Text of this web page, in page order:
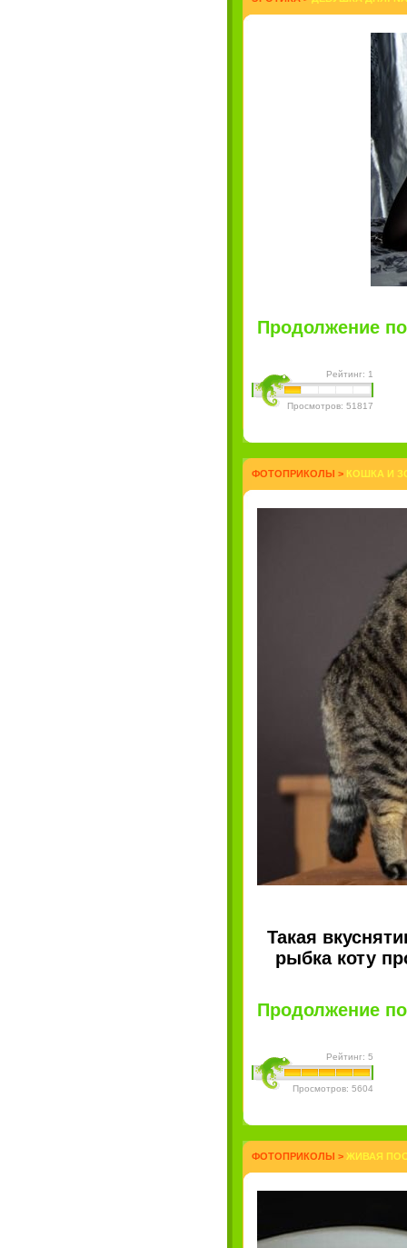
Продолжение
Рейтинг: 1
Просмотров: 51817
ФОТОПРИКОЛЫ > КОШКА И
Такая
рыбка коту
Продолжение
Рейтинг: 5
Просмотров: 5604
ФОТОПРИКОЛЫ > ЖИВАЯ